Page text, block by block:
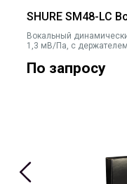
SHURE SM48-LC
Вокальный
1,3 мВ/Па, с
По запросу